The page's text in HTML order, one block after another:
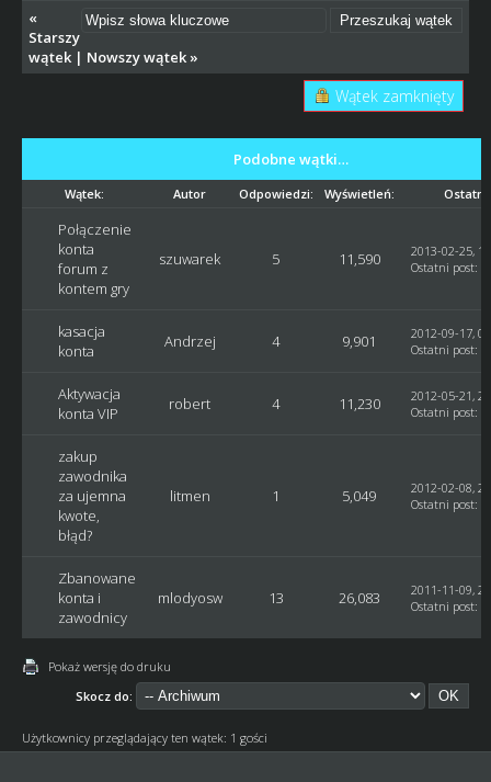
«
Starszy
wątek| Nowszy wątek»
Wątek zamknięty
Podobne wątki…
Wątek: Autor Odpowiedzi: Wyświetleń: Ostatni
Połączenie
konta
forum z
kontem gry
szuwarek 5 11,590
2013-02-25,
Ostatni post:
kasacja
konta
Andrzej 4 9,901
2012-09-17,
Ostatni post:
Aktywacja
konta VIP
robert 4 11,230
2012-05-21,
Ostatni post:
zakup
zawodnika
za ujemna
kwote,
błąd?
litmen 1 5,049
2012-02-08,
Ostatni post:
Zbanowane
konta i
zawodnicy
mlodyosw 13 26,083
2011-11-09,
Ostatni post:
Pokaż wersję do druku
Skocz do:
Użytkownicy przeglądający ten wątek: 1 gości